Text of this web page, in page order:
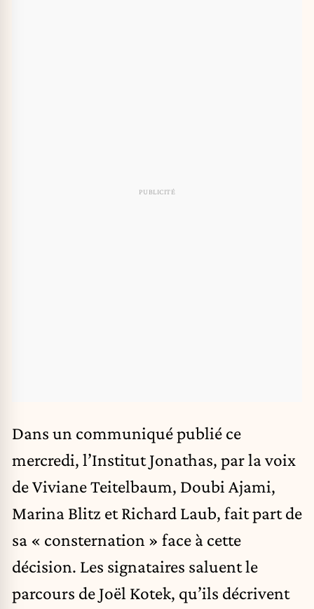
Dans un communiqué publié ce
mercredi, l’Institut Jonathas, par la voix
de Viviane Teitelbaum, Doubi Ajami,
Marina Blitz et Richard Laub, fait part de
sa « consternation » face à cette
décision. Les signataires saluent le
parcours de Joël Kotek, qu’ils décrivent